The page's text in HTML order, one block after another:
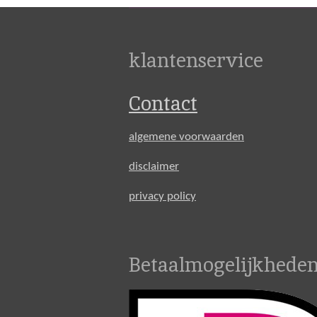
klantenservice
Contact
algemene voorwaarden
disclaimer
privacy policy